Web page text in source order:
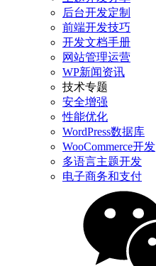
后台开发定制
前端开发技巧
开发文档手册
网站管理运营
WP新闻资讯
技术专题
安全增强
性能优化
WordPress数据库
WooCommerce开发
多语言主题开发
电子商务和支付